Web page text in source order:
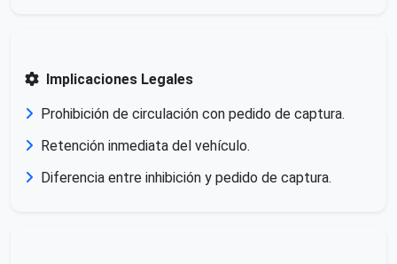
Implicaciones Legales
Prohibición de circulación con pedido de captura.
Retención inmediata del vehículo.
Diferencia entre inhibición y pedido de captura.